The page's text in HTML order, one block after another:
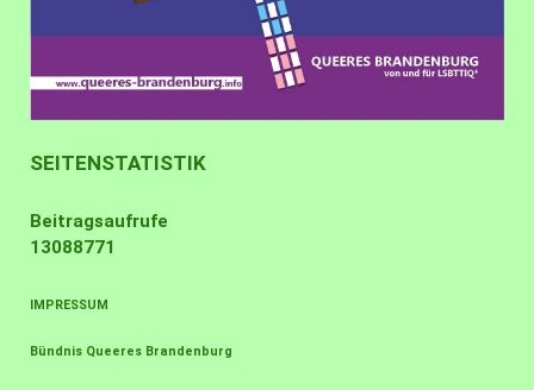
SEITENSTATISTIK
Beitragsaufrufe
13088771
IMPRESSUM
Bündnis Queeres Brandenburg